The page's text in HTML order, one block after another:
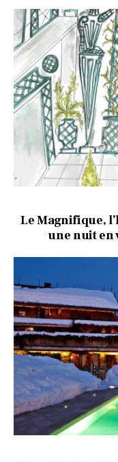
Le Magnifique,
une nuit en